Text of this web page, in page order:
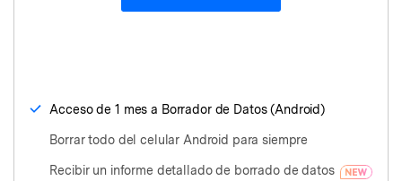
Acceso de 1 mes a Borrador de Datos (Android)
Borrar todo del celular Android para siempre
Recibir un informe detallado de borrado de datos